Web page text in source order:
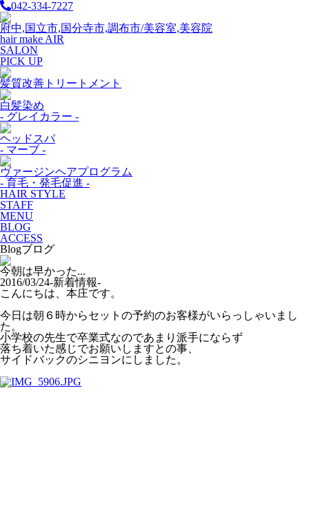
042-334-7227
府中,国立市,国分寺市,調布市/美容室,美容院
hair make AIR
SALON
PICK UP
髪質改善トリートメント
白髪染め
- グレイカラー -
ヘッドスパ
- マーブ -
ヴァージンヘアプログラム
- 育毛・発毛促進 -
HAIR STYLE
STAFF
MENU
BLOG
ACCESS
Blogブログ
今朝は早かった...
2016/03/24-新着情報-
こんにちは、本庄です。
今日は朝６時からセットの予約のお客様がいらっしゃいまし
た。
小学校の先生で卒業式なのであまり派手にならず
落ち着いた感じでお願いしますとの事、
サイドバックのシニヨンにしました。